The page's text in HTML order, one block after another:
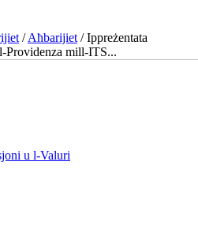
u l-Valuri
/ Aħbarijiet / Ippreżentata
Providenza mill-ITS...